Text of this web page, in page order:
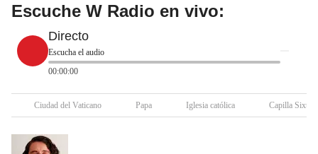
Escuche W Radio en vivo:
Directo
Escucha el audio
00:00:00
Ciudad del Vaticano Papa Iglesia católica Capilla Sixtina